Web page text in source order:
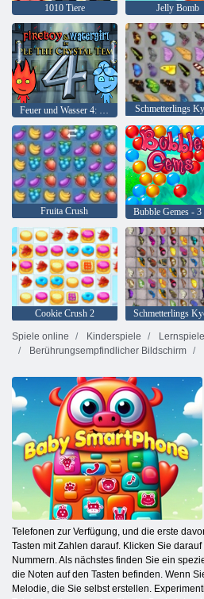
1010 Tiere Jelly Bomb
Schmetterlings
Fruita Crush
Cookie Crush 2
Spiele online
Kinderspiele Lernspiele
Berührungsempfindlicher Bildschirm
Telefonen zur Verfügung, und die erste
Tasten mit Zahlen darauf. Klicken Sie
Nummern. Als nächstes finden Sie ein
die Noten auf den Tasten befinden. Wenn
Melodie, die Sie selbst erstellen.